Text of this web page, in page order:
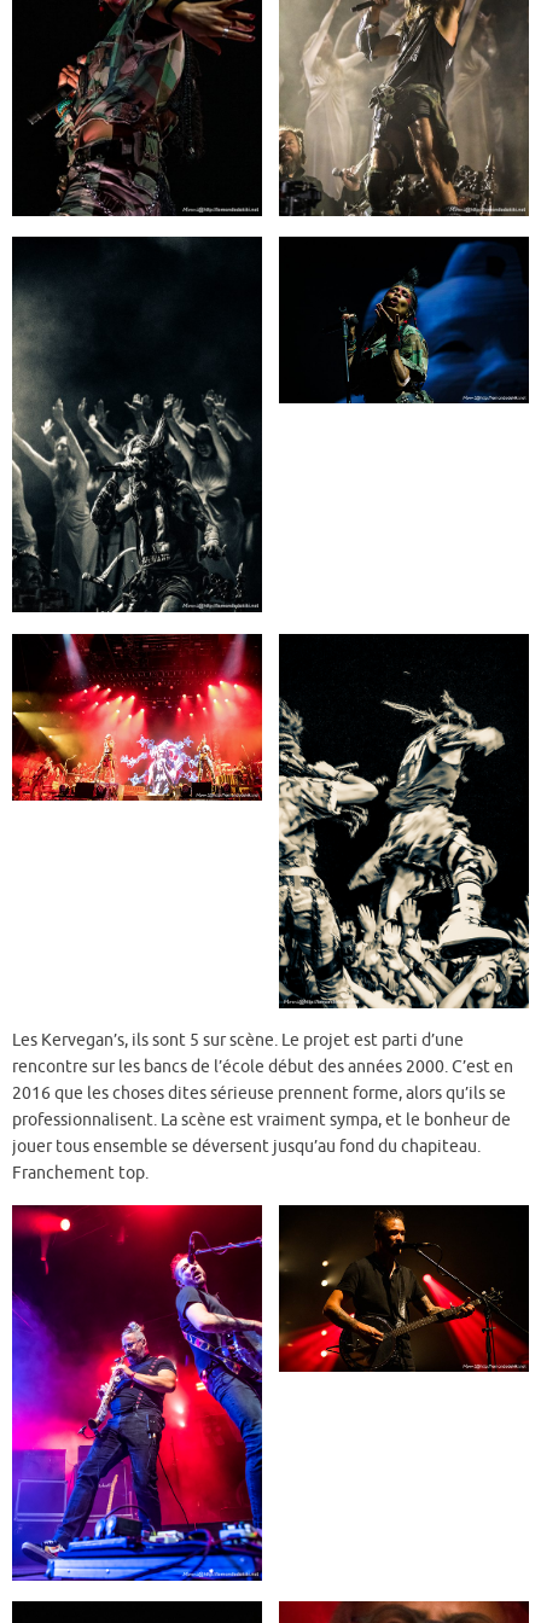
Les Kervegan’s, ils sont 5 sur scène. Le projet est parti d’une
rencontre sur les bancs de l’école début des années 2000. C’est en
2016 que les choses dites sérieuse prennent forme, alors qu’ils se
professionnalisent. La scène est vraiment sympa, et le bonheur de
jouer tous ensemble se déversent jusqu’au fond du chapiteau.
Franchement top.